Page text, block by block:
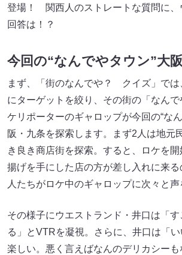
登場！ 関西人のストレートな質問に、
回答は！？
今回の“なんでやタウン”大
まず、「街のなんでや？ クイズ」では
にターゲットを絞り、その街の「なんで
ケリポーターのギャロップが今回の“な
阪・九条を探索します。まず2人は地元
き良き商店街を探索。すると、ロケを
揚げを手にした店の方が差し入れに来
人たちがロケ中のギャロップに次々と声
その様子にウエストランド・井口は「
る」とVTRを凝視。さらに、井口は「
楽しい。悪く言えばなんのデリカシー